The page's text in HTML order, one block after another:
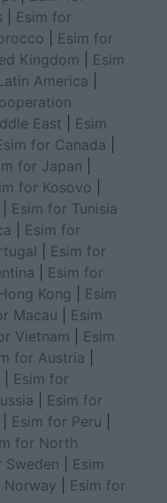
Esim for
Esim for
Kingdom
Esim
America
East
Esim
for Canada
for Japan
for Kosovo
Esim for Tunisia
Esim for
Esim for
Esim for
Kong
Esim
Macau
Esim
Vietnam
Esim
for Austria
Esim for
Esim for
Esim for Peru
for North
Sweden
Esim
Norway
Esim for